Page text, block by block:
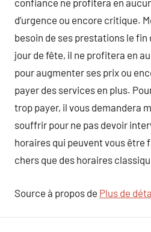
confiance ne profitera en
d’urgence ou encore critique.
besoin de ses prestations le fin
jour de fête, il ne profitera en
pour augmenter ses prix ou
payer des services en plus.
trop payer, il vous demandera
souffrir pour ne pas devoir
horaires qui peuvent vous être
chers que des horaires
Source à propos de Plus de